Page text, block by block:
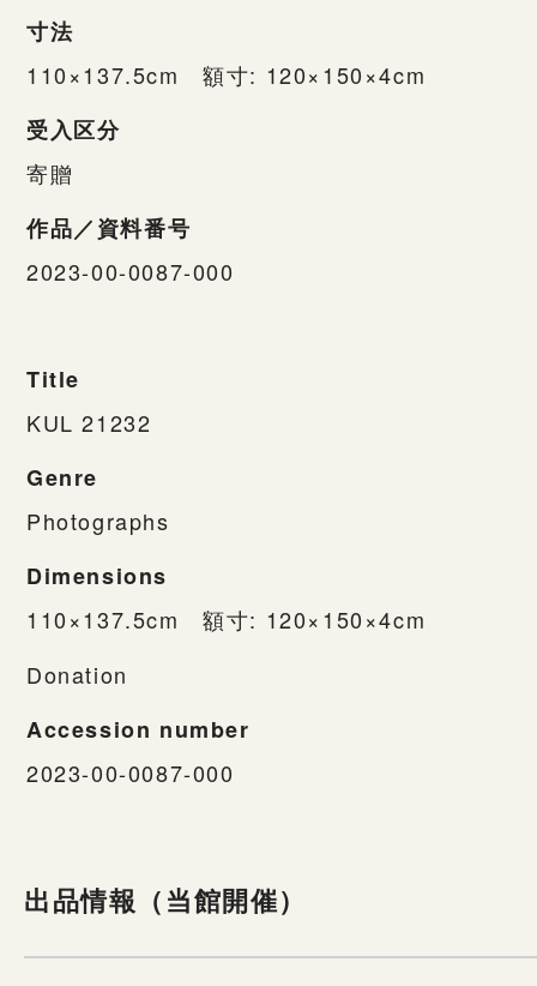
寸法
110×137.5cm 額寸: 120×150×4cm
受入区分
寄贈
作品／資料番号
2023-00-0087-000
Title
KUL 21232
Genre
Photographs
Dimensions
110×137.5cm 額寸: 120×150×4cm
Donation
Accession number
2023-00-0087-000
出品情報（当館開催）